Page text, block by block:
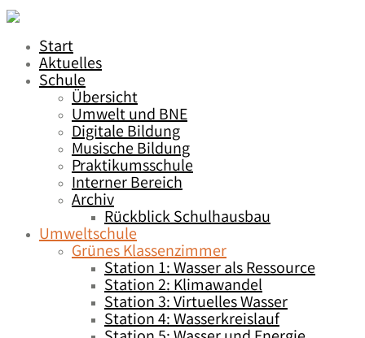
Start
Aktuelles
Schule
Übersicht
Umwelt und BNE
Digitale Bildung
Musische Bildung
Praktikumsschule
Interner Bereich
Archiv
Rückblick Schulhausbau
Umweltschule
Grünes Klassenzimmer
Station 1: Wasser als Ressource
Station 2: Klimawandel
Station 3: Virtuelles Wasser
Station 4: Wasserkreislauf